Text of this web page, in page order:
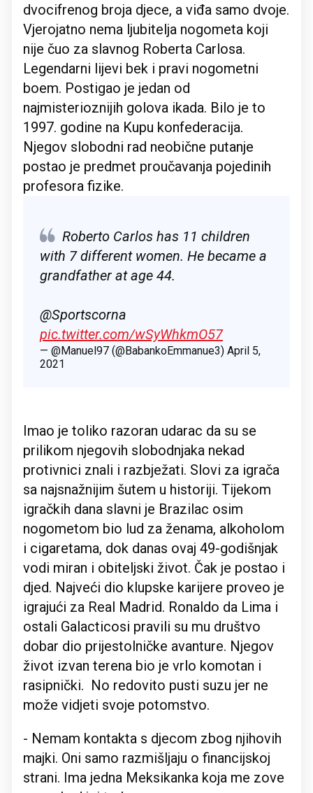
dvocifrenog broja djece, a viđa samo dvoje.
Vjerojatno nema ljubitelja nogometa koji
nije čuo za slavnog Roberta Carlosa.
Legendarni lijevi bek i pravi nogometni
boem. Postigao je jedan od
najmisterioznijih golova ikada. Bilo je to
1997. godine na Kupu konfederacija.
Njegov slobodni rad neobične putanje
postao je predmet proučavanja pojedinih
profesora fizike.
Roberto Carlos has 11 children
with 7 different women. He became a
grandfather at age 44.
@Sportscorna
pic.twitter.com/wSyWhkmO57
— @Manuel97 (@BabankoEmmanue3) April 5,
2021
Imao je toliko razoran udarac da su se
prilikom njegovih slobodnjaka nekad
protivnici znali i razbježati. Slovi za igrača
sa najsnažnijim šutem u historiji. Tijekom
igračkih dana slavni je Brazilac osim
nogometom bio lud za ženama, alkoholom
i cigaretama, dok danas ovaj 49-godišnjak
vodi miran i obiteljski život. Čak je postao i
djed. Najveći dio klupske karijere proveo je
igrajući za Real Madrid. Ronaldo da Lima i
ostali Galacticosi pravili su mu društvo
dobar dio prijestolničke avanture. Njegov
život izvan terena bio je vrlo komotan i
rasipnički. No redovito pusti suzu jer ne
može vidjeti svoje potomstvo.
- Nemam kontakta s djecom zbog njihovih
majki. Oni samo razmišljaju o financijskoj
strani. Ima jedna Meksikanka koja me zove